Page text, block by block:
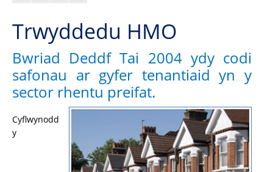
Trwyddedu HMO
Bwriad Deddf Tai 2004 ydy codi
safonau ar gyfer tenantiaid yn y
sector rhentu preifat.
Cyflwynodd
y